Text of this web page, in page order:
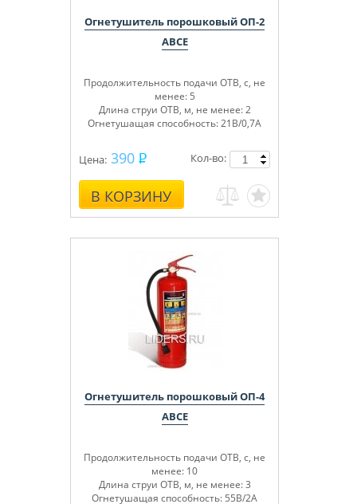
Огнетушитель порошковый ОП-2
ABCE
Продолжительность подачи ОТВ, с, не
менее: 5
Длина струи ОТВ, м, не менее: 2
Огнетушащая способность: 21В/0,7А
Цена: 390
В КОРЗИНУ
Кол-во:
Огнетушитель порошковый ОП-4
ABCE
Продолжительность подачи ОТВ, с, не
менее: 10
Длина струи ОТВ, м, не менее: 3
Огнетушащая способность: 55В/2А